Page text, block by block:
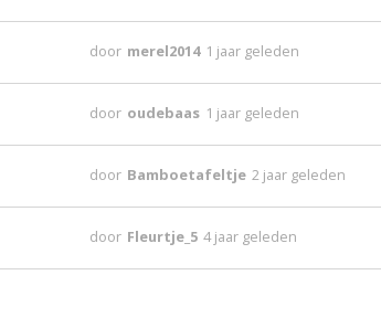
door merel2014 1 jaar geleden
door oudebaas 1 jaar geleden
door Bamboetafeltje 2 jaar geleden
door Fleurtje_5 4 jaar geleden